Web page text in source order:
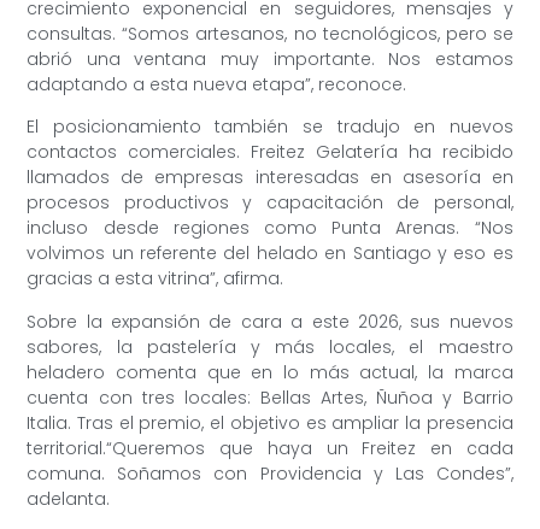
crecimiento exponencial en seguidores, mensajes y
consultas. “Somos artesanos, no tecnológicos, pero se
abrió una ventana muy importante. Nos estamos
adaptando a esta nueva etapa”, reconoce.
El posicionamiento también se tradujo en nuevos
contactos comerciales. Freitez Gelatería ha recibido
llamados de empresas interesadas en asesoría en
procesos productivos y capacitación de personal,
incluso desde regiones como Punta Arenas. “Nos
volvimos un referente del helado en Santiago y eso es
gracias a esta vitrina”, afirma.
Sobre la expansión de cara a este 2026, sus nuevos
sabores, la pastelería y más locales, el maestro
heladero comenta que en lo más actual, la marca
cuenta con tres locales: Bellas Artes, Ñuñoa y Barrio
Italia. Tras el premio, el objetivo es ampliar la presencia
territorial.“Queremos que haya un Freitez en cada
comuna. Soñamos con Providencia y Las Condes”,
adelanta.